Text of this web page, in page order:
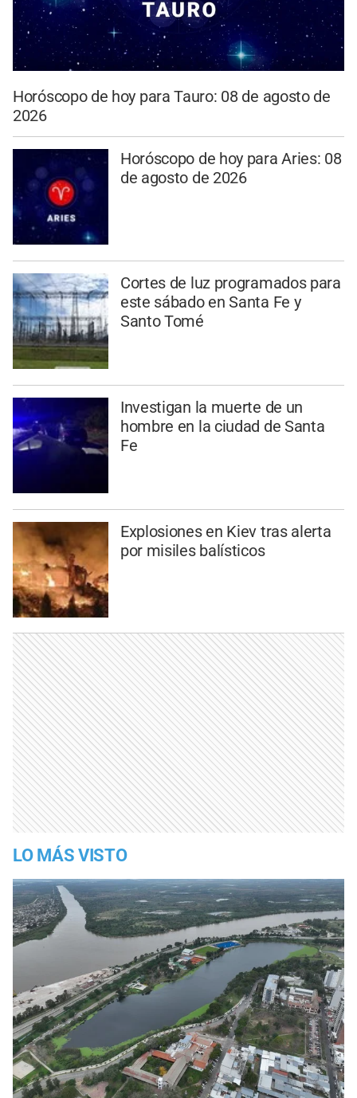
Horóscopo de hoy para Tauro: 08 de agosto de
2026
Horóscopo de hoy para Aries: 08
de agosto de 2026
Cortes de luz programados para
este sábado en Santa Fe y
Santo Tomé
Investigan la muerte de un
hombre en la ciudad de Santa
Fe
Explosiones en Kiev tras alerta
por misiles balísticos
LO MÁS VISTO